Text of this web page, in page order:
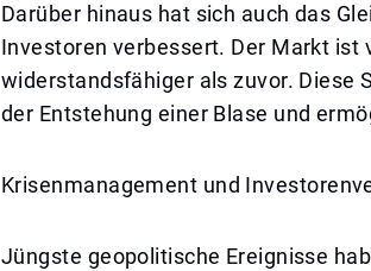
Darüber hinaus hat sich auch das
Investoren verbessert. Der Markt ist
widerstandsfähiger als zuvor. Diese
der Entstehung einer Blase und
Krisenmanagement und
Jüngste geopolitische Ereignisse